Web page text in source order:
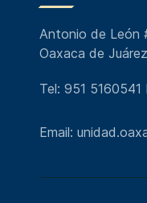
Antonio de León
Oaxaca de
Tel: 951
Email: